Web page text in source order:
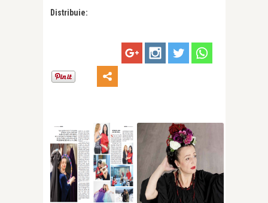
Distribuie: